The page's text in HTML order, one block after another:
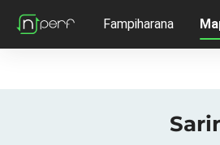
Fampiharana